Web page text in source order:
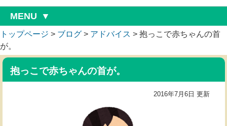
MENU
トップページ > ブログ > アドバイス > 抱っこで赤ちゃんの首
が。
抱っこで赤ちゃんの首が。
2016年7月6日 更新